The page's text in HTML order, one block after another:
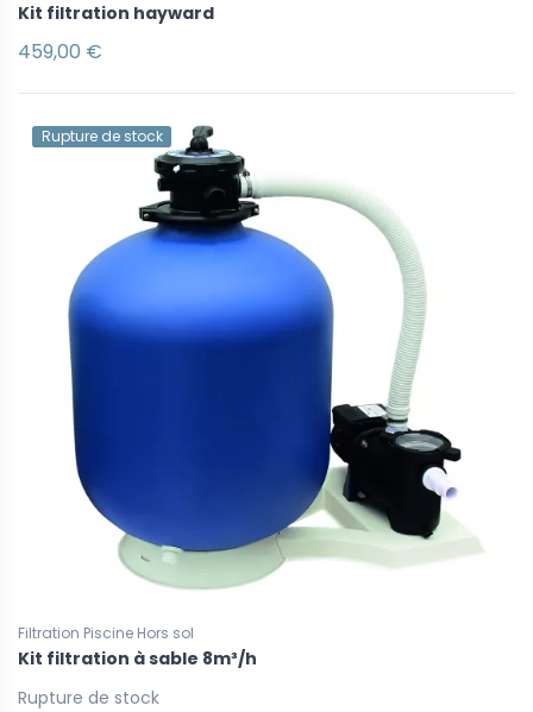
Kit filtration hayward
459,00 €
Rupture de stock
Filtration Piscine Hors sol
Kit filtration à sable 8m³/h
Rupture de stock